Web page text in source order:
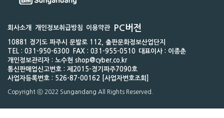
회사소개 개인정보취급방침 이용약관 PC버전
10881 경기도 파주시 문발로 112, 출판문화정보산업단지
TEL : 031-950-6300
FAX : 031-955-0510
대표이사 : 이종춘
개인정보관리자 : 노수현 shop@cyber.co.kr
통신판매업신고번호 : 제2015-경기파주7090호
사업자등록번호 : 526-87-00162 [사업자번호조회]
Copyright ⓒ 2022 Sungandang All Rights Reserved.